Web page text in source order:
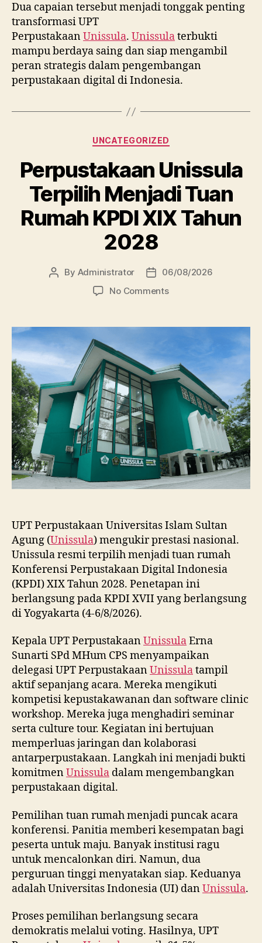
Dua capaian tersebut menjadi tonggak penting
transformasi UPT
PerpustakaanUnissula. Unissulaterbukti
mampu berdaya saing dan siap mengambil
peran strategis dalam pengembangan
perpustakaan digital di Indonesia.
Categories
UNCATEGORIZED
Perpustakaan Unissula
Terpilih Menjadi Tuan
Rumah KPDI XIX Tahun
2028
Post
By Administrator
Post
date
06/08/2026
No Commentson
Terpilih
Rumah
KPDI
XIX
Tahun
2028
UPT Perpustakaan Universitas Islam Sultan
Agung (Unissula) mengukir prestasi nasional.
Unissula resmi terpilih menjadi tuan rumah
Konferensi Perpustakaan Digital Indonesia
(KPDI) XIX Tahun 2028. Penetapan ini
berlangsung pada KPDI XVII yang berlangsung
di Yogyakarta (4-6/8/2026).
Kepala UPT PerpustakaanUnissulaErna
Sunarti SPd MHum CPS menyampaikan
delegasi UPT PerpustakaanUnissulatampil
aktif sepanjang acara. Mereka mengikuti
kompetisi kepustakawanan dan software clinic
workshop. Mereka juga menghadiri seminar
serta culture tour. Kegiatan ini bertujuan
memperluas jaringan dan kolaborasi
antarperpustakaan. Langkah ini menjadi bukti
komitmenUnissula dalam mengembangkan
perpustakaan digital.
Pemilihan tuan rumah menjadi puncak acara
konferensi. Panitia memberi kesempatan bagi
peserta untuk maju. Banyak institusi ragu
untuk mencalonkan diri. Namun, dua
perguruan tinggi menyatakan siap. Keduanya
adalah Universitas Indonesia (UI) danUnissula.
Proses pemilihan berlangsung secara
demokratis melalui voting. Hasilnya, UPT